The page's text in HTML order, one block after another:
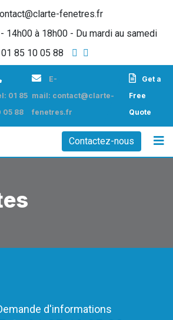
fenetres.fr
14h00 à 18h00 - Du mardi au samedi
01 85 10 05 88
01 85
05 88
E-
mail: contact@clarte-
fenetres.fr
Get a
Free
Quote
Contactez-nous
d'informations